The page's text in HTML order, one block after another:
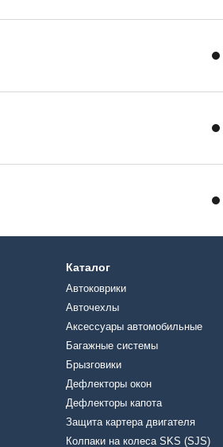
Каталог
Автоковрики
Авточехлы
Аксессуары автомобильные
Багажные системы
Брызговики
Дефлекторы окон
Дефлекторы капота
Защита картера двигателя
Колпаки на колеса SKS (SJS)